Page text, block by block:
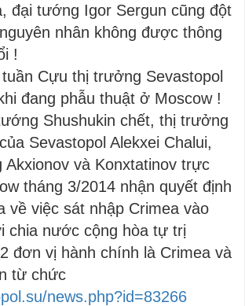
đại tướng Igor Sergun cũng đột
nhân không được thông
!
Cựu thị trưởng Sevastopol
đang phẫu thuật ở Moscow !
Shushukin chết, thị trưởng
Sevastopol Alekxei Chalui,
Akxionov và Konxtatinov trực
tháng 3/2014 nhận quyết định
về việc sát nhập Crimea vào
chia nước cộng hòa tự trị
đơn vị hành chính là Crimea và
từ chức
news.php?id=83266